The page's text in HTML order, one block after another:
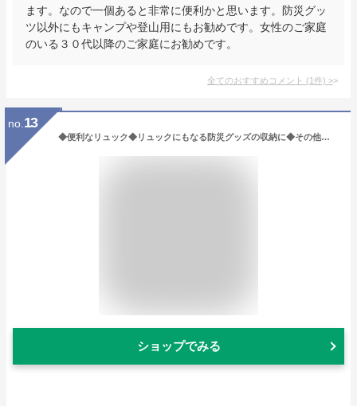
ます。なので一個あると非常に便利かと思います。防災グッ
ツ以外にもキャンプや登山用にもお勧めです。女性のご家庭
のいる３０代以降のご家庭にお勧めです。
全てのおすすめコメント (1件) >
no. 13
◆便利なリュック◆リュックにもなる防災グッズの収納に◆その他色々収納/おもちゃ箱にも！イスにも◆防災リュックになる2WAY玄関チェアーグレー EDN-450
ショップでみる